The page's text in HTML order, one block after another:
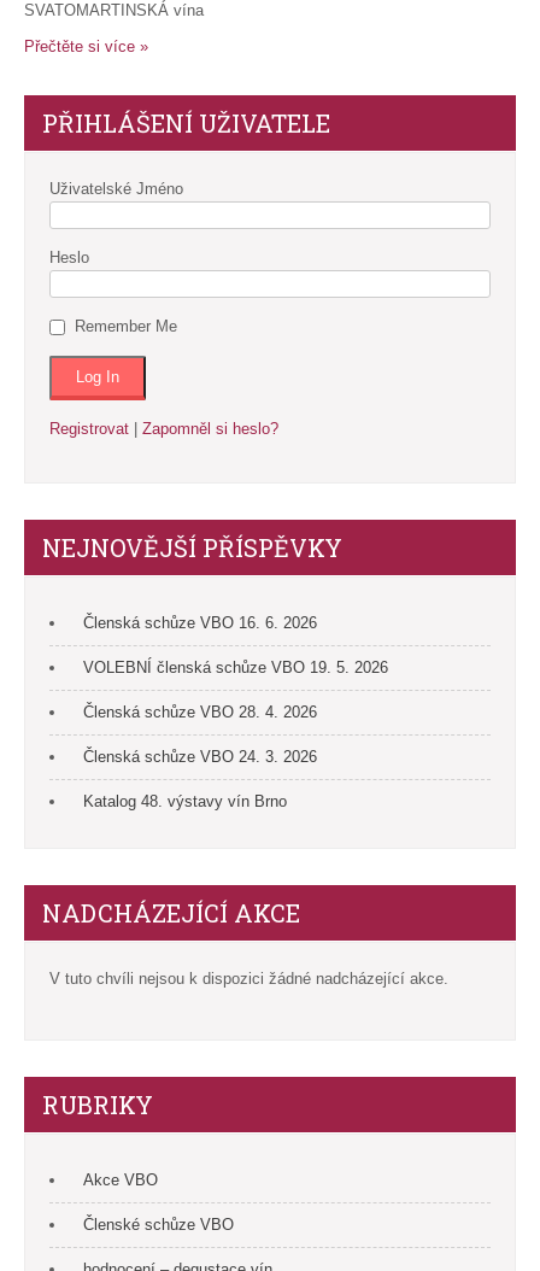
SVATOMARTINSKÁ vína
Přečtěte si více »
PŘIHLÁŠENÍ UŽIVATELE
Uživatelské Jméno
Heslo
Remember Me
Registrovat Zapomněl si heslo?
NEJNOVĚJŠÍ PŘÍSPĚVKY
Členská schůze VBO 16. 6. 2026
VOLEBNÍ členská schůze VBO 19. 5. 2026
Členská schůze VBO 28. 4. 2026
Členská schůze VBO 24. 3. 2026
Katalog 48. výstavy vín Brno
NADCHÁZEJÍCÍ AKCE
V tuto chvíli nejsou k dispozici žádné nadcházející akce.
RUBRIKY
Akce VBO
Členské schůze VBO